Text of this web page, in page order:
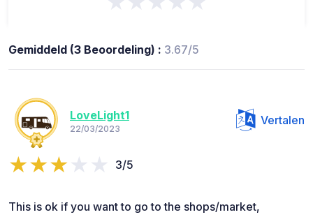
Gemiddeld (3 Beoordeling) : 3.67/5
LoveLight1
22/03/2023
Vertalen
3/5
This is ok if you want to go to the shops/market,